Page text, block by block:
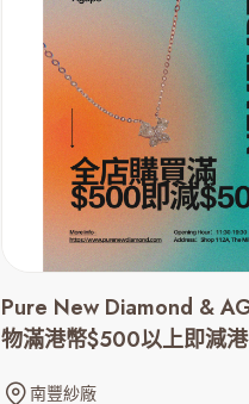
Pure New Diamond &
物滿港幣$500以上即減
南豐紗廠